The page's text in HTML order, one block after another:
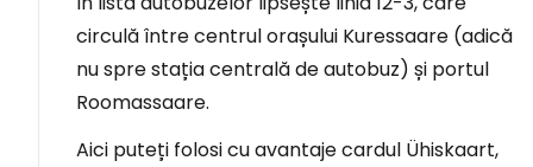
circulă între centrul orașului Kuressaare (adică
nu spre stația centrală de autobuz) și portul
Roomassaare.
Aici puteți folosi cu avantaje cardul Ühiskaart,